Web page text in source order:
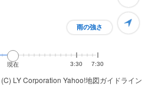
(C) LY Corporation Yahoo!地図ガイドライン
雨の強さ
現在 3:30 7:30